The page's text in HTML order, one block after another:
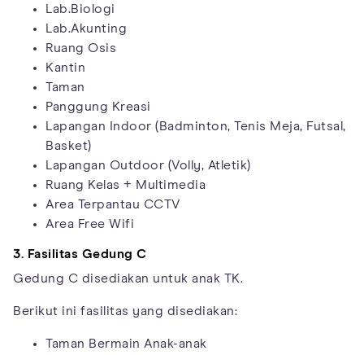
Lab.Biologi
Lab.Akunting
Ruang Osis
Kantin
Taman
Panggung Kreasi
Lapangan Indoor (Badminton, Tenis Meja, Futsal,
Basket)
Lapangan Outdoor (Volly, Atletik)
Ruang Kelas + Multimedia
Area Terpantau CCTV
Area Free Wifi
3. Fasilitas Gedung C
Gedung C disediakan untuk anak TK.
Berikut ini fasilitas yang disediakan:
Taman Bermain Anak-anak